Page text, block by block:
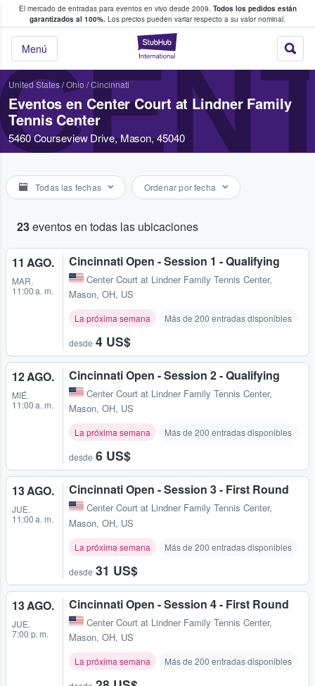
El mercado de entradas para eventos en vivo desde 2009. Todos los pedidos están
garantizados al 100%. Los precios pueden variar respecto a su valor nominal.
StubHub:
Menú
y venta de entradas entre fans
United States/Ohio /Cincinnati
Eventos en Center Court at Lindner Family
Tennis Center
5460 Courseview Drive, Mason, 45040
Todas las fechas Ordenar por fecha
23eventos en todas las ubicaciones
11 AGO.
MAR.
11:00 a. m.
Cincinnati Open - Session 1 - Qualifying
Center Court at Lindner Family Tennis Center,
Mason, OH, US
La próxima semana Más de 200 entradas disponibles
desde 4 US$
12 AGO.
MIÉ.
11:00 a. m.
Cincinnati Open - Session 2 - Qualifying
Center Court at Lindner Family Tennis Center,
Mason, OH, US
La próxima semana Más de 200 entradas disponibles
desde 6 US$
13 AGO.
JUE.
11:00 a. m.
Cincinnati Open - Session 3 - First Round
Center Court at Lindner Family Tennis Center,
Mason, OH, US
La próxima semana Más de 200 entradas disponibles
desde 31 US$
13 AGO.
JUE.
7:00 p. m.
Cincinnati Open - Session 4 - First Round
Center Court at Lindner Family Tennis Center,
Mason, OH, US
La próxima semana Más de 200 entradas disponibles